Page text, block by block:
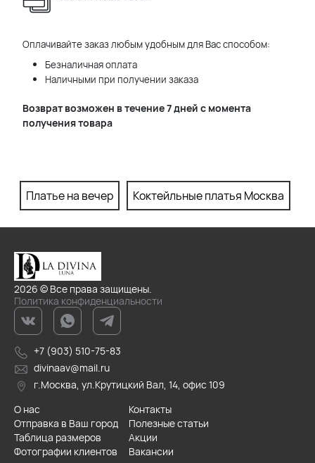
Оплачивайте заказ любым удобным для Вас способом:
Безналичная оплата
Наличными при получении заказа
Возврат возможен в течение 7 дней с момента
получения товара
Платье на вечер Коктейльные платья Москва
2026 © Все права защищены.
Политика конфиденциальности
+7 (903) 510-75-83
divinaav@mail.ru
г.Москва, ул.Крутицкий Вал, 14, офис 109
О нас
Контакты
Отправка в Ваш город
Полезные статьи
Таблица размеров
Акции
Фотографии клиентов
Вакансии